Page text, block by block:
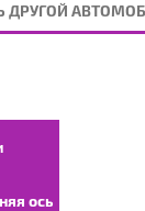
ДРУГОЙ
ось